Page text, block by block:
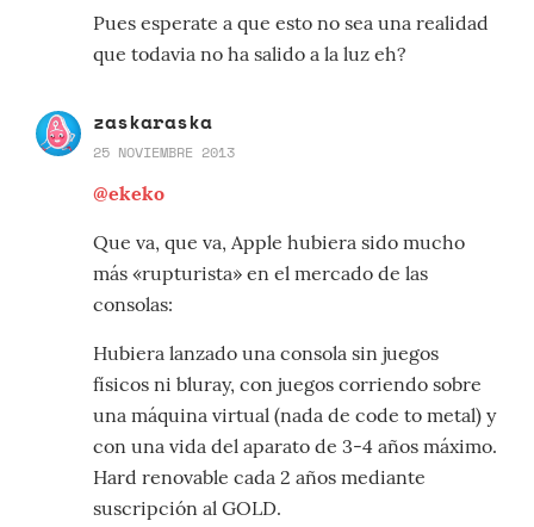
Pues esperate a que esto no sea una realidad
que todavia no ha salido a la luz eh?
zaskaraska
25 NOVIEMBRE 2013
@ekeko
Que va, que va, Apple hubiera sido mucho
más «rupturista» en el mercado de las
consolas:
Hubiera lanzado una consola sin juegos
físicos ni bluray, con juegos corriendo sobre
una máquina virtual (nada de code to metal) y
con una vida del aparato de 3-4 años máximo.
Hard renovable cada 2 años mediante
suscripción al GOLD.